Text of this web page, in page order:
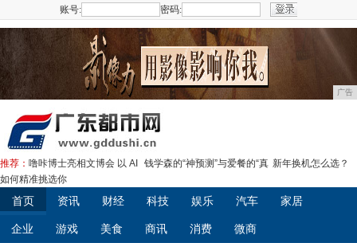
账号: 密码:
广告
推荐： 噜咔博士亮相文博会 以 AI 钱学森的“神预测”与爱餐的“真 新年换机怎么选？
如何精准挑选你
首页 资讯 财经 科技 娱乐 汽车 家居
企业 游戏 美食 商讯 消费 微商